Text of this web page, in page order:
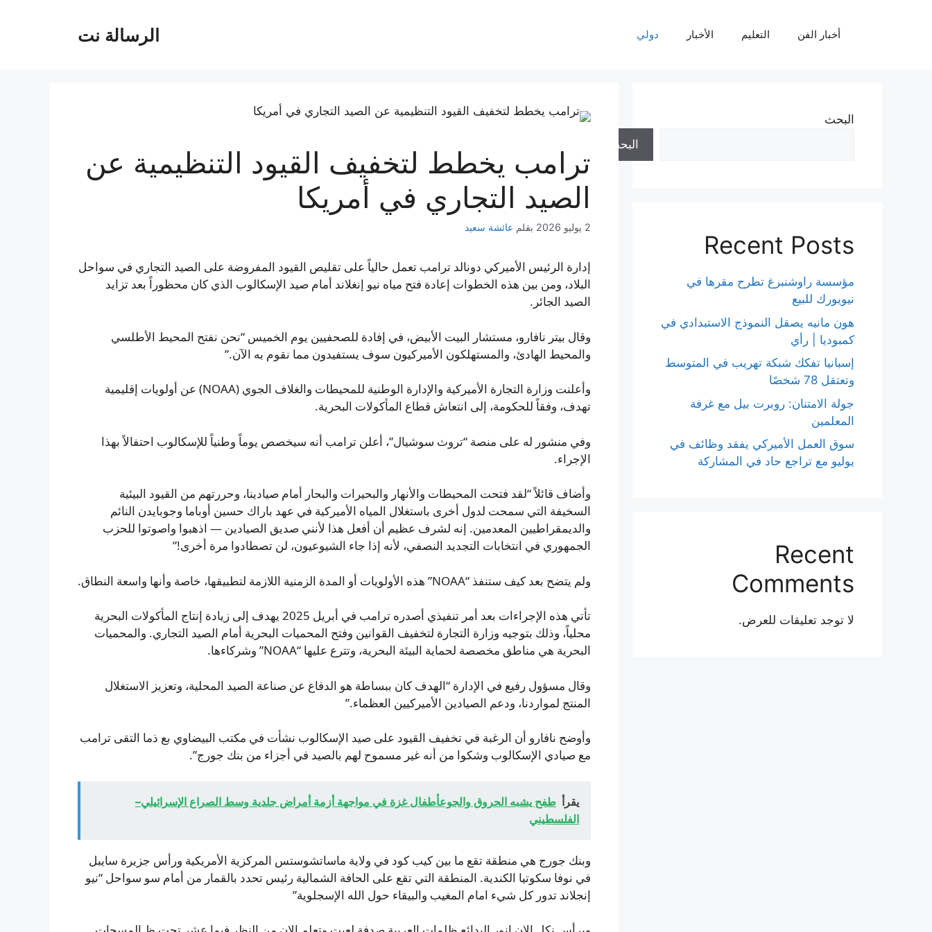
الرسالة نت أخبار الفن التعليم الأخبار دولي
ترامب يخطط لتخفيف القيود التنظيمية عن
الصيد التجاري في أمريكا
2 يوليو 2026 بقلم عائشة سعيد
إدارة الرئيس الأميركي دونالد ترامب تعمل حالياً على تقليص القيود المفروضة على الصيد التجاري في سواحل
البلاد، ومن بين هذه الخطوات إعادة فتح مياه نيو إنغلاند أمام صيد الإسكالوب الذي كان محظوراً بعد تزايد
الصيد الجائر.
وقال بيتر نافارو، مستشار البيت الأبيض، في إفادة للصحفيين يوم الخميس “نحن نفتح المحيط الأطلسي
والمحيط الهادئ، والمستهلكون الأميركيون سوف يستفيدون مما نقوم به الآن.”
وأعلنت وزارة التجارة الأميركية والإدارة الوطنية للمحيطات والغلاف الجوي (NOAA) عن أولويات إقليمية
تهدف، وفقاً للحكومة، إلى انتعاش قطاع المأكولات البحرية.
وفي منشور له على منصة “تروث سوشيال”، أعلن ترامب أنه سيخصص يوماً وطنياً للإسكالوب احتفالاً بهذا
الإجراء.
وأضاف قائلاً “لقد فتحت المحيطات والأنهار والبحيرات والبحار أمام صيادينا، وحررتهم من القيود البيئية
السخيفة التي سمحت لدول أخرى باستغلال المياه الأميركية في عهد باراك حسين أوباما وجوبايدن النائم
والديمقراطيين المعدمين. إنه لشرف عظيم أن أفعل هذا لأنني صديق الصيادين — اذهبوا واصوتوا للحزب
الجمهوري في انتخابات التجديد النصفي، لأنه إذا جاء الشيوعيون، لن تصطادوا مرة أخرى!”
ولم يتضح بعد كيف ستنفذ “NOAA” هذه الأولويات أو المدة الزمنية اللازمة لتطبيقها، خاصة وأنها واسعة النطاق.
تأتي هذه الإجراءات بعد أمر تنفيذي أصدره ترامب في أبريل 2025 يهدف إلى زيادة إنتاج المأكولات البحرية
محلياً، وذلك بتوجيه وزارة التجارة لتخفيف القوانين وفتح المحميات البحرية أمام الصيد التجاري. والمحميات
البحرية هي مناطق مخصصة لحماية البيئة البحرية، وتترع عليها “NOAA” وشركاءها.
وقال مسؤول رفيع في الإدارة “الهدف كان ببساطة هو الدفاع عن صناعة الصيد المحلية، وتعزيز الاستغلال
المنتج لمواردنا، ودعم الصيادين الأميركيين العظماء.”
وأوضح نافارو أن الرغبة في تخفيف القيود على صيد الإسكالوب نشأت في مكتب البيضاوي بع ذما التقى ترامب
مع صيادي الإسكالوب وشكوا من أنه غير مسموح لهم بالصيد في أجزاء من بنك جورج”.
يقرأ طفح يشبه الحروق والجوعأطفال غزة في مواجهة أزمة أمراض جلدية وسط الصراع الإسرائيلي–
الفلسطيني
وبنك جورج هي منطقة تقع ما بين كيب كود في ولاية ماساتشوستس المركزية الأمريكية ورأس جزيرة سايبل
في نوفا سكوتيا الكندية. المنطقة التي تقع على الحافة الشمالية رئيس تحدد بالقمار من أمام سو سواحل “نيو
إنجلاند تدور كل شيء امام المغيب والبيقاء حول الله الإسجلوية”
البحث
البحث
Recent Posts
مؤسسة راوشنبرغ تطرح مقرها في
نيويورك للبيع
هون مانيه يصقل النموذج الاستبدادي في
كمبوديا | رأي
إسبانيا تفكك شبكة تهريب في المتوسط
وتعتقل 78 شخصًا
جولة الامتنان: روبرت بيل مع غرفة
المعلمين
سوق العمل الأميركي يفقد وظائف في
يوليو مع تراجع حاد في المشاركة
Recent
Comments
لا توجد تعليقات للعرض.